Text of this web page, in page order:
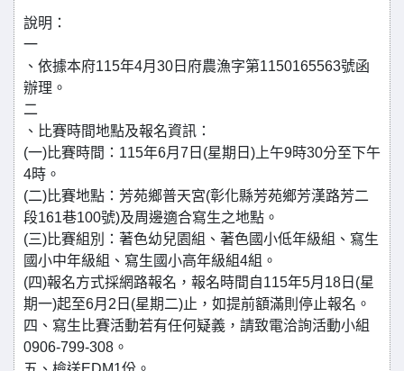
說明：
一
、依據本府115年4月30日府農漁字第1150165563號函
辦理。
二
、比賽時間地點及報名資訊：
(一)比賽時間：115年6月7日(星期日)上午9時30分至下午
4時。
(二)比賽地點：芳苑鄉普天宮(彰化縣芳苑鄉芳漢路芳二
段161巷100號)及周邊適合寫生之地點。
(三)比賽組別：著色幼兒園組、著色國小低年級組、寫生
國小中年級組、寫生國小高年級組4組。
(四)報名方式採網路報名，報名時間自115年5月18日(星
期一)起至6月2日(星期二)止，如提前額滿則停止報名。
四、寫生比賽活動若有任何疑義，請致電洽詢活動小組
0906-799-308。